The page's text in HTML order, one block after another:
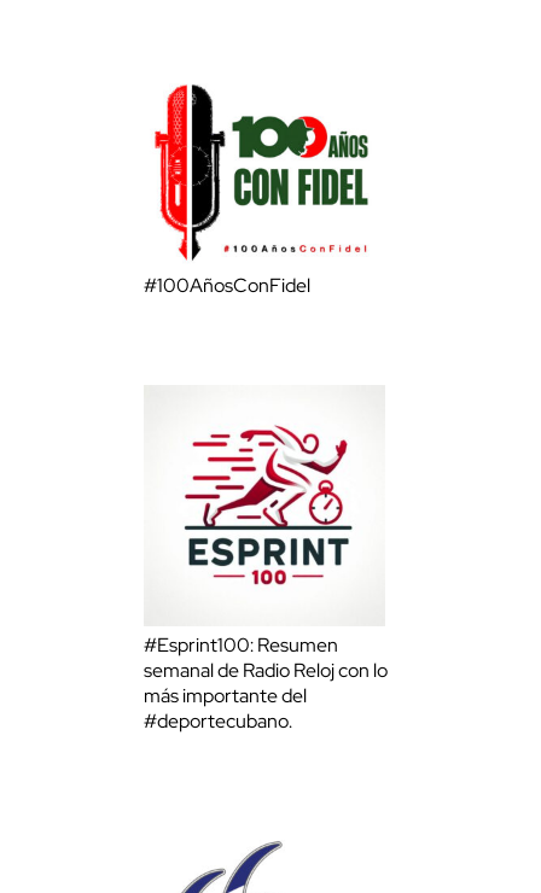
#100AñosConFidel
#Esprint100: Resumen
semanal de Radio Reloj con lo
más importante del
#deportecubano.